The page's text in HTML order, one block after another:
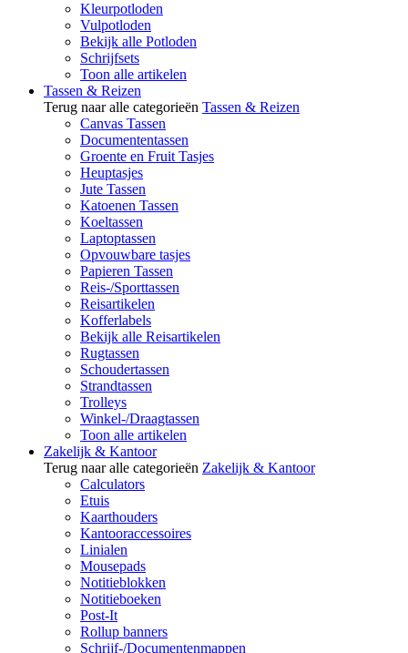
Kleurpotloden
Vulpotloden
Bekijk alle Potloden
Schrijfsets
Toon alle artikelen
Tassen & Reizen
Terug naar alle categorieën Tassen & Reizen
Canvas Tassen
Documententassen
Groente en Fruit Tasjes
Heuptasjes
Jute Tassen
Katoenen Tassen
Koeltassen
Laptoptassen
Opvouwbare tasjes
Papieren Tassen
Reis-/Sporttassen
Reisartikelen
Kofferlabels
Bekijk alle Reisartikelen
Rugtassen
Schoudertassen
Strandtassen
Trolleys
Winkel-/Draagtassen
Toon alle artikelen
Zakelijk & Kantoor
Terug naar alle categorieën Zakelijk & Kantoor
Calculators
Etuis
Kaarthouders
Kantooraccessoires
Linialen
Mousepads
Notitieblokken
Notitieboeken
Post-It
Rollup banners
Schrijf-/Documentenmappen